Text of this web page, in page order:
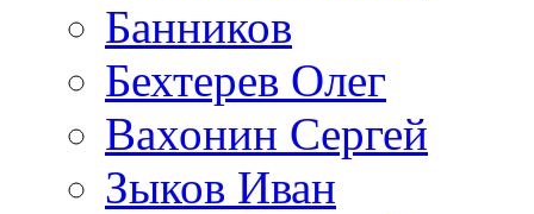
Банников
Бехтерев Олег
Вахонин Сергей
Зыков Иван